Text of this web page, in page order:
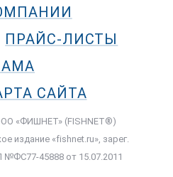
ПРАЙС-ЛИСТЫ
САЙТА
«ФИШНЕТ» (FISHNET®)
издание «fishnet.ru», зарег.
45888 от 15.07.2011